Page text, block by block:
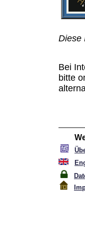
Diese
Bei
bitte